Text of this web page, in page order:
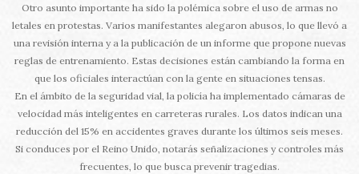
Otro asunto importante ha sido la polémica sobre el uso de armas no
letales en protestas. Varios manifestantes alegaron abusos, lo que llevó a
una revisión interna y a la publicación de un informe que propone nuevas
reglas de entrenamiento. Estas decisiones están cambiando la forma en
que los oficiales interactúan con la gente en situaciones tensas.
En el ámbito de la seguridad vial, la policía ha implementado cámaras de
velocidad más inteligentes en carreteras rurales. Los datos indican una
reducción del 15% en accidentes graves durante los últimos seis meses.
Si conduces por el Reino Unido, notarás señalizaciones y controles más
frecuentes, lo que busca prevenir tragedias.